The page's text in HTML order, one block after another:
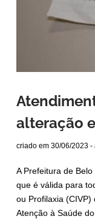
alteração
criado em 30/06/2023 -
A Prefeitura de
que é válida para
ou Profilaxia
Atenção à Saúde